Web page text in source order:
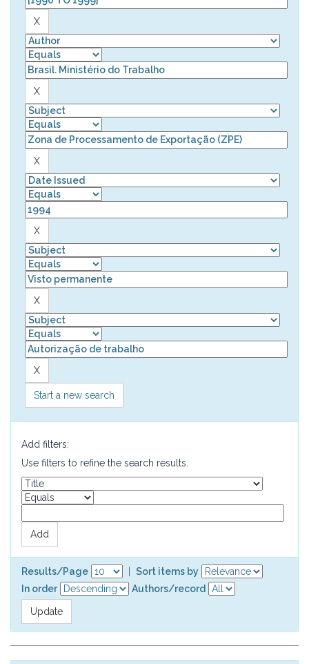
Start a new search
Add filters:
Use filters to refine the search results.
Results/Page
Sort items by
In order
Authors/record